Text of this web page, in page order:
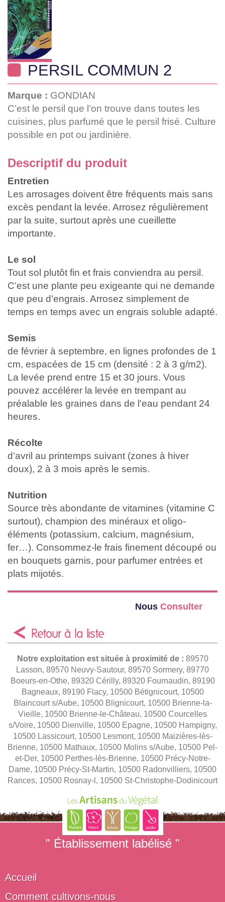
PERSIL COMMUN 2
Marque : GONDIAN
C’est le persil que l’on trouve dans toutes les
cuisines, plus parfumé que le persil frisé. Culture
possible en pot ou jardinière.
Descriptif du produit
Entretien
Les arrosages doivent être fréquents mais sans
excès pendant la levée. Arrosez régulièrement
par la suite, surtout après une cueillette
importante.
Le sol
Tout sol plutôt fin et frais conviendra au persil.
C’est une plante peu exigeante qui ne demande
que peu d’engrais. Arrosez simplement de
temps en temps avec un engrais soluble adapté.
Semis
de février à septembre, en lignes profondes de 1
cm, espacées de 15 cm (densité : 2 à 3 g/m2).
La levée prend entre 15 et 30 jours. Vous
pouvez accélérer la levée en trempant au
préalable les graines dans de l'eau pendant 24
heures.
Récolte
d’avril au printemps suivant (zones à hiver
doux), 2 à 3 mois après le semis.
Nutrition
Source très abondante de vitamines (vitamine C
surtout), champion des minéraux et oligo-
éléments (potassium, calcium, magnésium,
fer…). Consommez-le frais finement découpé ou
en bouquets garnis, pour parfumer entrées et
plats mijotés.
Nous Consulter
Retour à la liste
Notre exploitation est située à proximité de : 89570
Lasson, 89570 Neuvy-Sautour, 89570 Sormery, 89770
Boeurs-en-Othe, 89320 Cérilly, 89320 Fournaudin, 89190
Bagneaux, 89190 Flacy, 10500 Bétignicourt, 10500
Blaincourt s/Aube, 10500 Blignicourt, 10500 Brienne-la-
Vieille, 10500 Brienne-le-Château, 10500 Courcelles
s/Voire, 10500 Dienville, 10500 Epagne, 10500 Hampigny,
10500 Lassicourt, 10500 Lesmont, 10500 Maizières-lès-
Brienne, 10500 Mathaux, 10500 Molins s/Aube, 10500 Pel-
et-Der, 10500 Perthes-lès-Brienne, 10500 Précy-Notre-
Dame, 10500 Précy-St-Martin, 10500 Radonvilliers, 10500
Rances, 10500 Rosnay-l, 10500 St-Christophe-Dodinicourt
" Établissement labélisé "
Accueil
Comment cultivons-nous